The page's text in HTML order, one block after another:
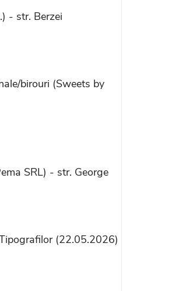
- str. Berzei
birouri (Sweets by
SRL) - str. George
(22.05.2026)